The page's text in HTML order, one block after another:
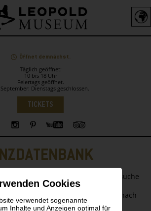
Cookies
verwendet sogenannte
Inhalte und Anzeigen optimal für
Öffnet demnächst.
Täglich geöffnet:
10 bis 18 Uhr
Feiertags geöffnet.
Dienstags geschlossen.
TICKETS
schränken Sie bitte die Volltextsuche
Werke ein.
Sie bitte die alphabetische Suche nach